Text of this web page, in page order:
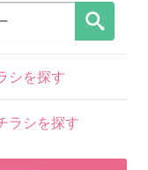
チラシ)
シを探す
ラシを探す